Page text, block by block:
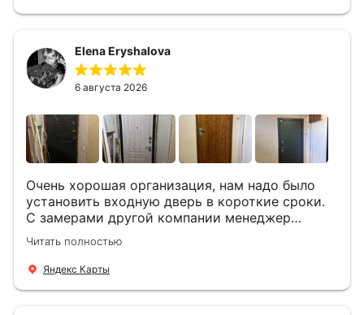
установили две двери, ответили на все
вопросы . Выполненной работой мы довольны.
Огромная всем благодарность!
Elena Eryshalova
6 августа 2026
Очень хорошая организация, нам надо было
установить входную дверь в короткие сроки.
С замерами другой компании менеджер
компании Филлип, быстро предоставил нам
варианты дверей, монтаж тоже был очень
четкий, позвонили, согласовали и установили
Читать полностью
Яндекс Карты